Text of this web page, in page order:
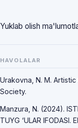
Yuklab olish
HAVOLALAR
Urakovna, N. M.
Society.
Manzura, N. (2024).
TUYG ‘ULAR